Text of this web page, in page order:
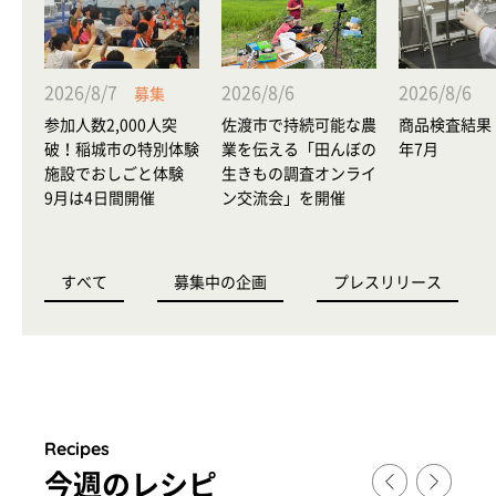
2026/8/7
募集
参加人数2,000人突
破！稲城市の特別体験
施設でおしごと体験
9月は4日間開催
2026/8/6
佐渡市で持続可能な農
業を伝える「田んぼの
生きもの調査オンライ
ン交流会」を開催
2026/8/6
商品検査結
年7月
すべて 募集中の企画 プレスリリース
Recipes
今週のレシピ